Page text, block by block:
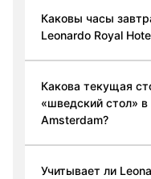
Каковы часы
Leonardo Royal
Какова текущая
«шведский стол» в
Amsterdam?
Учитывает ли